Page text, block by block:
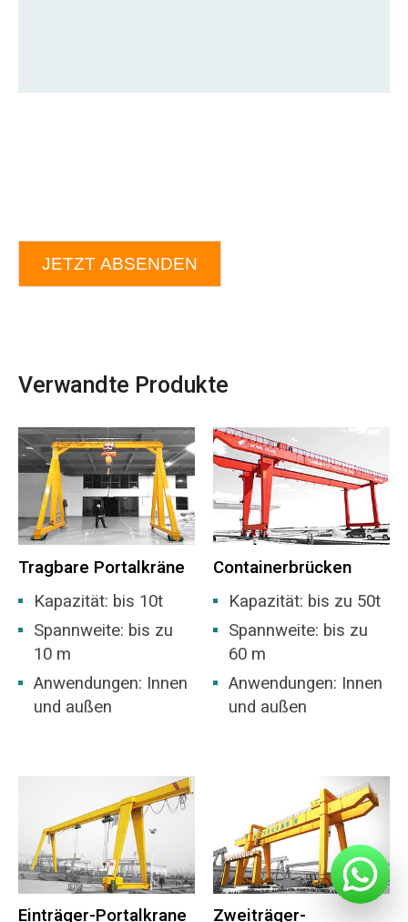
JETZT ABSENDEN
Verwandte Produkte
Tragbare Portalkräne
Kapazität: bis 10t
Spannweite: bis zu
10 m
Anwendungen: Innen
und außen
Containerbrücken
Kapazität: bis zu 50t
Spannweite: bis zu
60 m
Anwendungen: Innen
und außen
Einträger-Portalkrane Zweiträger-